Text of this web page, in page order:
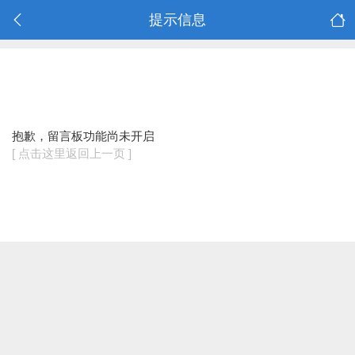
提示信息
抱歉，留言板功能尚未开启
[ 点击这里返回上一页 ]